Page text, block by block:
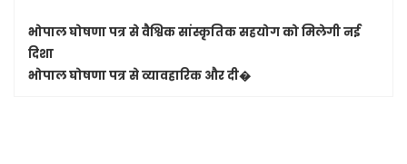
भोपाल घोषणा पत्र से वैश्विक सांस्कृतिक सहयोग को मिलेगी नई
दिशा
भोपाल घोषणा पत्र से व्यावहारिक और दी�